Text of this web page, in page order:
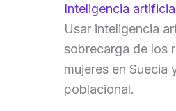
Inteligencia
Usar inteligencia
sobrecarga de los
mujeres en
poblacional.